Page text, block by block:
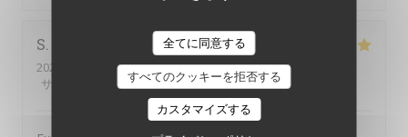
全てに同意する
すべてのクッキーを拒否する
カスタマイズする
S
2025-09-05
- 20:00 - ゲスト 4
サービス
雰囲気 : 5/5 メニュー:5/5 品質-価格